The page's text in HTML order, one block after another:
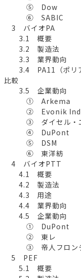
⑤ Dow
⑥ SABIC
3 バイオPA
3.1 概要
3.2 製造法
3.3 業界動向
3.4 PA11（ポリア
比較
3.5 企業動向
① Arkema
② Evonik
③ ダイセル・エ
④ DuPont
⑤ DSM
⑥ 東洋紡
4 バイオPTT
4.1 概要
4.2 製造法
4.3 用途
4.4 業界動向
4.5 企業動向
① DuPont
② 東レ
③ 帝人フロンテ
5 PEF
5.1 概要